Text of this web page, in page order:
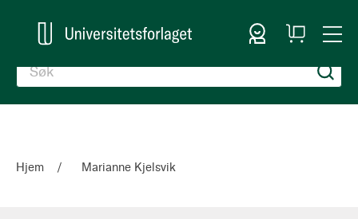
Logg inn
Handlekurv
Hjem Marianne Kjelsvik